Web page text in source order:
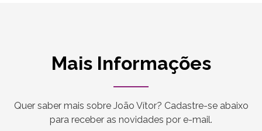
Mais Informações
Quer saber mais sobre João Vítor? Cadastre-se abaixo
para receber as novidades por e-mail.